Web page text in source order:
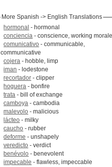
More Spanish -> English Translations
hormonal - hormonal
conciencia - conscience, working morale
comunicativo - communicable,
communicative
cojera - hobble, limp
iman - lodestone
recortador - clipper
hoguera - bonfire
trata - bill of exchange
camboya - cambodia
malevolo - malicious
lácteo - milky
caucho - rubber
deforme - unshapely
veredicto - verdict
benévolo - benevolent
impecable - flawless, impeccable